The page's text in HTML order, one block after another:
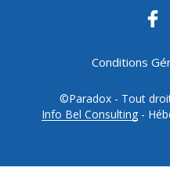
Conditions
©Paradox - Tout
Info Bel Consulting -